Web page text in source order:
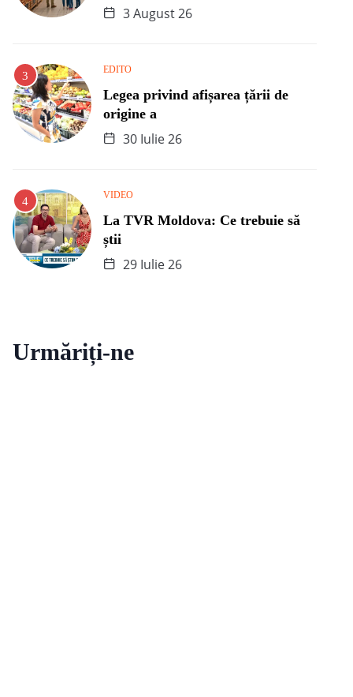
3 August 26
EDITO
Legea privind afișarea țării de
origine a
30 Iulie 26
VIDEO
La TVR Moldova: Ce trebuie să
știi
29 Iulie 26
Urmăriți-ne